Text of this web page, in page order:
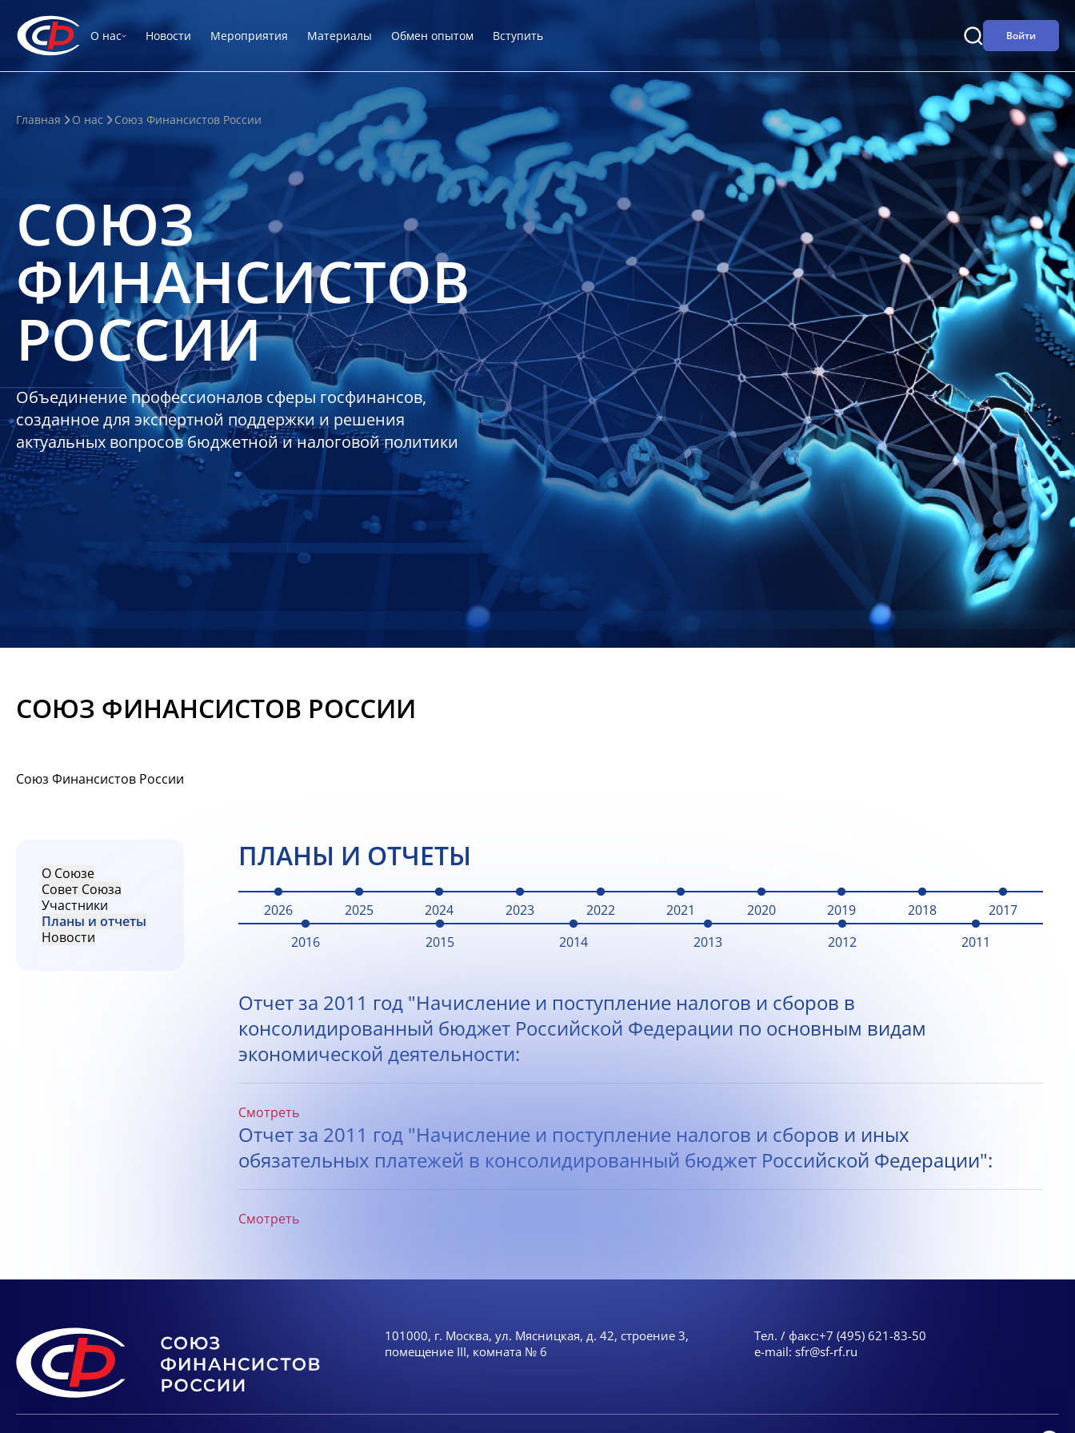
О нас Новости Мероприятия Материалы Обмен опытом Вступить Войти
Главная О нас Союз Финансистов России
СОЮЗ
ФИНАНСИСТОВ
РОССИИ
Объединение профессионалов сферы госфинансов,
созданное для экспертной поддержки и решения
актуальных вопросов бюджетной и налоговой политики
СОЮЗ ФИНАНСИСТОВ РОССИИ
Союз Финансистов России
О Союзе
Совет Союза
Участники
Планы и отчеты
Новости
ПЛАНЫ И ОТЧЕТЫ
2026 2025 2024 2023 2022 2021 2020 2019 2018
2017
2016
2015 2014 2013 2012 2011
Отчет за 2011 год "Начисление и поступление налогов и сборов в
консолидированный бюджет Российской Федерации по основным видам
экономической деятельности:
Смотреть
Отчет за 2011 год "Начисление и поступление налогов и сборов и иных
обязательных платежей в консолидированный бюджет Российской Федерации":
Смотреть
101000, г. Москва, ул. Мясницкая, д. 42, строение 3,
помещение III, комната № 6
Тел. / факс:+7 (495) 621-83-50
e-mail: sfr@sf-rf.ru